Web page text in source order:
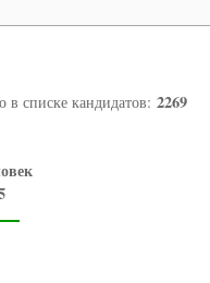
в списке кандидатов: 2269